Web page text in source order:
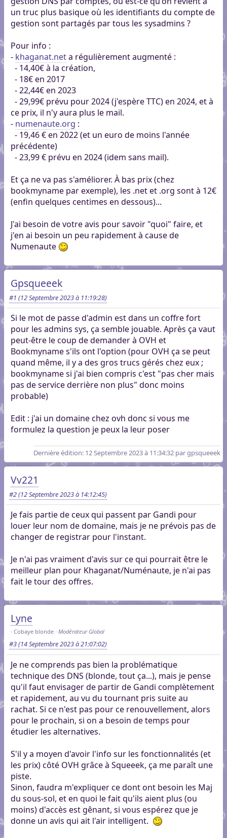
un truc plus basique où les identifiants du compte de
gestion sont partagés par tous les sysadmins ?
Pour info :
- khaganat.neta régulièrement augmenté :
- 14,40€ à la création,
- 18€ en 2017
- 22,44€ en 2023
- 29,99€ prévu pour 2024 (j'espère TTC) en 2024, et à
ce prix, il n'y aura plus le mail.
- numenaute.org :
- 19,46 € en 2022 (et un euro de moins l'année
précédente)
- 23,99 € prévu en 2024 (idem sans mail).
Et ça ne va pas s'améliorer. À bas prix (chez
bookmyname par exemple), les .net et .org sont à 12€
(enfin quelques centimes en dessous)...
J'ai besoin de votre avis pour savoir "quoi" faire, et
j'en ai besoin un peu rapidement à cause de
Numenaute
Gpsqueeek
#1 (12 Septembre 2023 à 11:19:28)
Si le mot de passe d'admin est dans un coffre fort
pour les admins sys, ça semble jouable. Après ça vaut
peut-être le coup de demander à OVH et
Bookmyname s'ils ont l'option (pour OVH ça se peut
quand même, il y a des gros trucs gérés chez eux ;
bookmyname si j'ai bien compris c'est "pas cher mais
pas de service derrière non plus" donc moins
probable)
Edit : j'ai un domaine chez ovh donc si vous me
formulez la question je peux la leur poser
Dernière édition: 12 Septembre 2023 à 11:34:32 par gpsqueeek
Vv221
#2(12 Septembre 2023 à 14:12:45)
Je fais partie de ceux qui passent par Gandi pour
louer leur nom de domaine, mais je ne prévois pas de
changer de registrar pour l'instant.
Je n'ai pas vraiment d'avis sur ce qui pourrait être le
meilleur plan pour Khaganat/Numénaute, je n'ai pas
fait le tour des offres.
Lyne
Cobaye blonde Modérateur Global
#3(14 Septembre 2023 à 21:07:02)
Je ne comprends pas bien la problématique
technique des DNS (blonde, tout ça...), mais je pense
qu'il faut envisager de partir de Gandi complètement
et rapidement, au vu du tournant pris suite au
rachat. Si ce n'est pas pour ce renouvellement, alors
pour le prochain, si on a besoin de temps pour
étudier les alternatives.
S'il y a moyen d'avoir l'info sur les fonctionnalités (et
les prix) côté OVH grâce à Squeeek, ça me paraît une
piste.
Sinon, faudra m'expliquer ce dont ont besoin les Maj
du sous-sol, et en quoi le fait qu'ils aient plus (ou
moins) d'accès est gênant, si vous espérez que je
donne un avis qui ait l'air intelligent.